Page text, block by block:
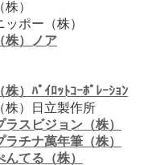
（株）
ッポー（株）
（株）ノア
（株）ﾊﾟｲﾛｯﾄｺｰﾎﾟﾚｰｼｮﾝ
（株）日立製作所
ラスビジョン（株）
ラチナ萬年筆（株）
んてる（株）